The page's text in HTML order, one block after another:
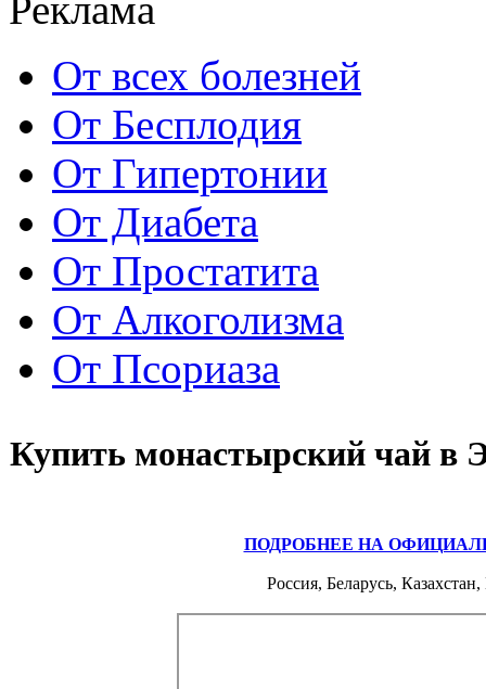
От всех болезней
От Бесплодия
От Гипертонии
От Диабета
От Простатита
От Алкоголизма
От Псориаза
Купить монастырский чай в
ПОДРОБНЕЕ НА
Россия, Беларусь,